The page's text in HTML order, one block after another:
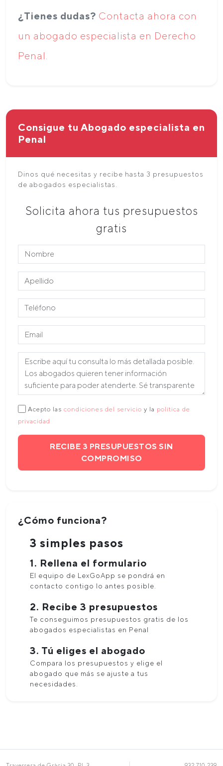
¿Tienes dudas? Contacta ahora con
un abogado especialista en Derecho
Penal
Consigue tu Abogado especialista en
Penal
Dinos qué necesitas y recibe hasta 3 presupuestos
de abogados especialistas.
Solicita ahora tus presupuestos
gratis
Acepto las condiciones del servicio y la política de
privacidad
RECIBE 3 PRESUPUESTOS SIN
COMPROMISO
¿Cómo funciona?
3 simples pasos
1. Rellena el formulario
El equipo de LexGoApp se pondrá en
contacto contigo lo antes posible.
2. Recibe 3 presupuestos
Te conseguimos presupuestos gratis de los
abogados especialistas en Penal
3. Tú eliges el abogado
Compara los presupuestos y elige el
abogado que más se ajuste a tus
necesidades.